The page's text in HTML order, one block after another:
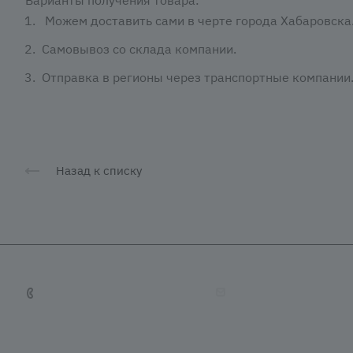
Можем доставить сами в черте города Хабаровска.
Самовывоз со склада компании.
Отправка в регионы через транспортные компании.
Назад к списку